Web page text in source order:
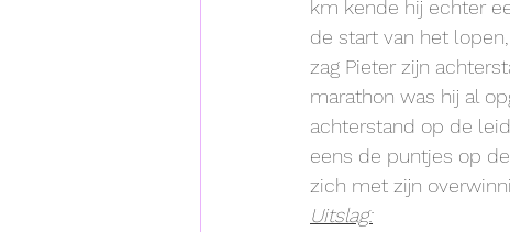
km kende hij echter
de start van het
zag Pieter zijn
marathon was hij al
achterstand op de
eens de puntjes op
zich met zijn
Uitslag: